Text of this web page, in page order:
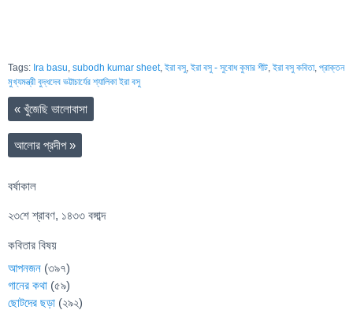
Tags: Ira basu, subodh kumar sheet, ইরা বসু, ইরা বসু - সুবোধ কুমার শীট, ইরা বসু কবিতা, প্রাক্তন
মুখ্যমন্ত্রী বুদ্ধদেব ভট্টাচার্যের শ্যালিকা ইরা বসু
« খুঁজেছি ভালোবাসা
আলোর প্রদীপ»
বর্ষাকাল
২৩শে শ্রাবণ, ১৪৩৩ বঙ্গাব্দ
কবিতার বিষয়
আপনজন (৩৯৭)
গানের কথা (৫৯)
ছোটদের ছড়া (২৯২)